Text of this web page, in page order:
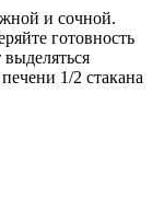
и сочной.
готовность
1/2 стакана